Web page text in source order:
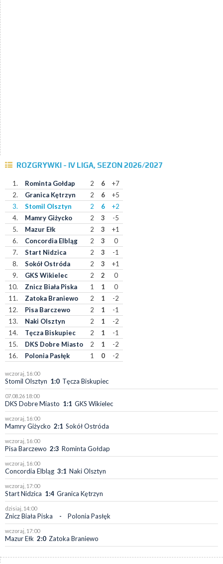
ROZGRYWKI - IV LIGA, SEZON 2026/2027
1. Rominta Gołdap 2 6
+7
2.
Granica Kętrzyn 2 6
+5
3.
Stomil Olsztyn 2 6
+2
4.
Mamry Giżycko 2 3
-5
5.
Mazur Ełk 2 3
+1
6.
Concordia Elbląg 2 3
0
7.
Start Nidzica 2 3
-1
8.
Sokół Ostróda 2 3
+1
9.
GKS Wikielec 2 2
0
10.
Znicz Biała Piska 1 1
0
11.
Zatoka Braniewo 2 1
-2
12.
Pisa Barczewo 2 1
-1
13.
Naki Olsztyn 2 1
-2
14.
Tęcza Biskupiec 2 1
-1
15.
DKS Dobre Miasto 2 1
-2
16.
Polonia Pasłęk 1 0 -2
wczoraj, 16:00
Stomil Olsztyn 1:0 Tęcza Biskupiec
07.08.26 18:00
DKS Dobre Miasto 1:1 GKS Wikielec
wczoraj, 16:00
Mamry Giżycko 2:1 Sokół Ostróda
wczoraj, 16:00
Pisa Barczewo 2:3 Rominta Gołdap
wczoraj, 16:00
Concordia Elbląg 3:1 Naki Olsztyn
wczoraj, 17:00
Start Nidzica 1:4 Granica Kętrzyn
dzisiaj, 14:00
Znicz Biała Piska - Polonia Pasłęk
wczoraj, 17:00
Mazur Ełk 2:0 Zatoka Braniewo